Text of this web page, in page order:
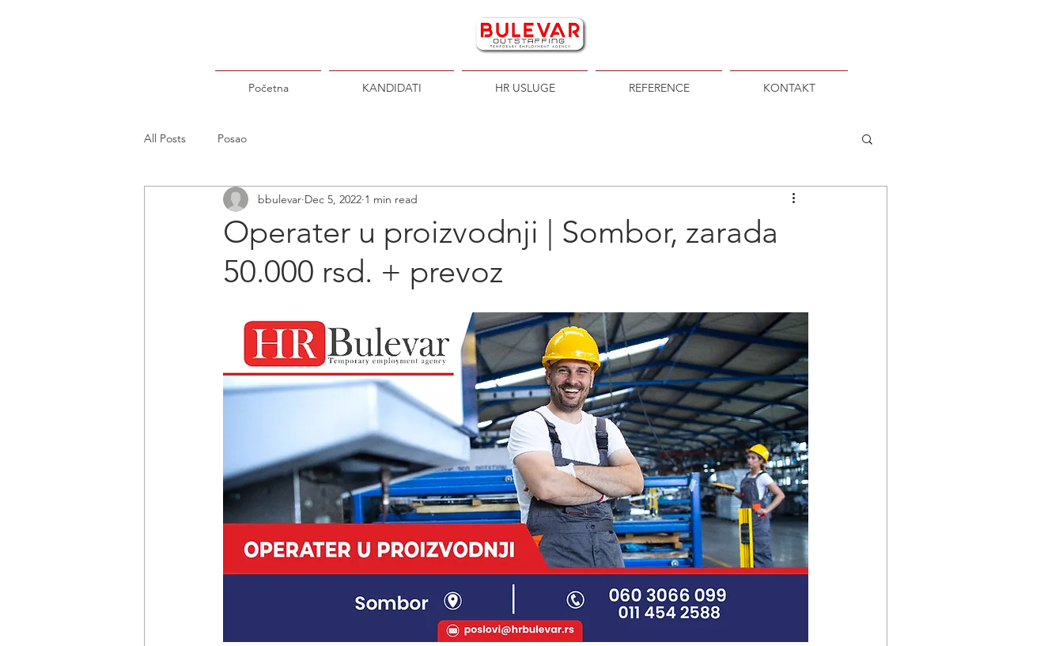
Početna KANDIDATI HR USLUGE REFERENCE KONTAKT
All Posts Posao
Operater u proizvodnji | Sombor, zarada
50.000 rsd. + prevoz
bbulevar Dec 5, 2022 1 min read